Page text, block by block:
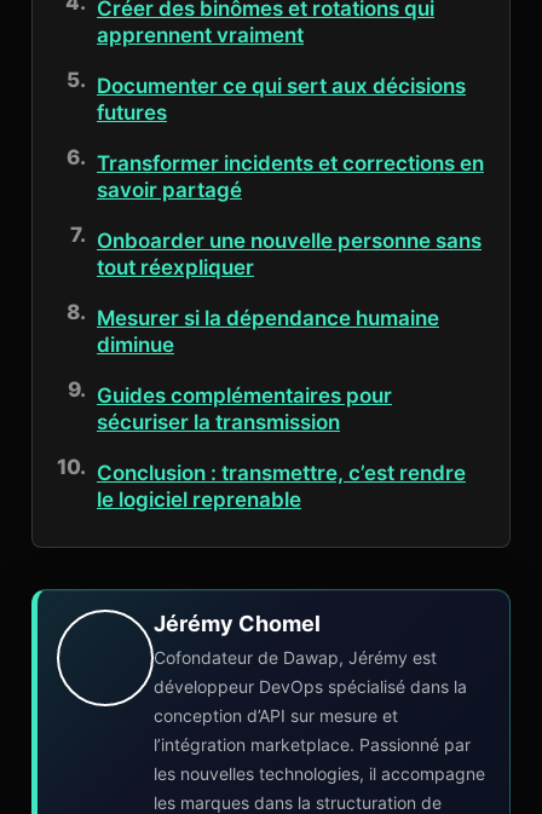
Créer des binômes et rotations qui
apprennent vraiment
Documenter ce qui sert aux décisions
futures
Transformer incidents et corrections en
savoir partagé
Onboarder une nouvelle personne sans
tout réexpliquer
Mesurer si la dépendance humaine
diminue
Guides complémentaires pour
sécuriser la transmission
Conclusion : transmettre, c’est rendre
le logiciel reprenable
Jérémy Chomel
Cofondateur de Dawap, Jérémy est
développeur DevOps spécialisé dans la
conception d’API sur mesure et
l’intégration marketplace. Passionné par
les nouvelles technologies, il accompagne
les marques dans la structuration de